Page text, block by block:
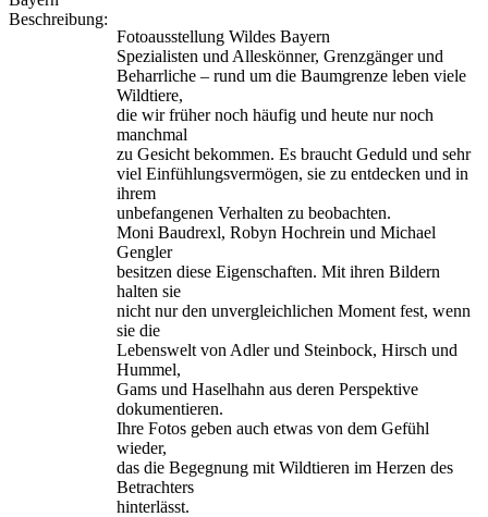
Beschreibung:
Fotoausstellung Wildes Bayern
Spezialisten und Alleskönner, Grenzgänger und
Beharrliche – rund um die Baumgrenze leben viele
Wildtiere,
die wir früher noch häufig und heute nur noch
manchmal
zu Gesicht bekommen. Es braucht Geduld und sehr
viel Einfühlungsvermögen, sie zu entdecken und in
ihrem
unbefangenen Verhalten zu beobachten.
Moni Baudrexl, Robyn Hochrein und Michael
Gengler
besitzen diese Eigenschaften. Mit ihren Bildern
halten sie
nicht nur den unvergleichlichen Moment fest, wenn
sie die
Lebenswelt von Adler und Steinbock, Hirsch und
Hummel,
Gams und Haselhahn aus deren Perspektive
dokumentieren.
Ihre Fotos geben auch etwas von dem Gefühl
wieder,
das die Begegnung mit Wildtieren im Herzen des
Betrachters
hinterlässt.